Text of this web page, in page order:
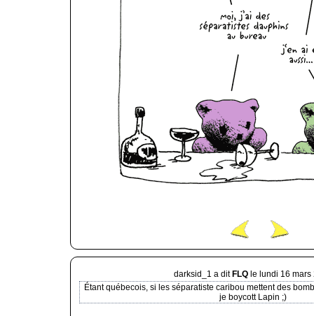
darksid_1 a ditFLQle lundi 16 mars
Étant québecois, si les séparatiste caribou mettent des
je boycott Lapin ;)